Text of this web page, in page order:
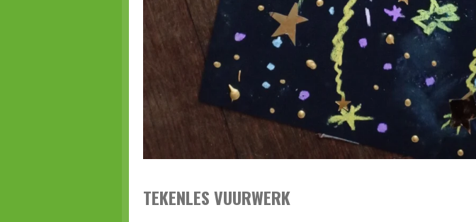
TEKENLES VUURWERK